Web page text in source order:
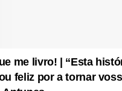
me livro! | “Esta
feliz por a tornar